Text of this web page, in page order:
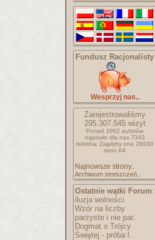
Fundusz Racjonalisty
Wesprzyj nas..
Zarejestrowaliśmy
295.307.545wizyt
Ponad 1062 autorów
napisało dla nas 7343
tekstów. Zajęłyby one 28930
stron A4
Najnowsze strony..
Archiwum streszczeń..
Ostatnie wątki Forum:
iluzja wolności
Wzór na liczby
parzyste i nie par..
Dogmat o Trójcy
Świętej - próba l..